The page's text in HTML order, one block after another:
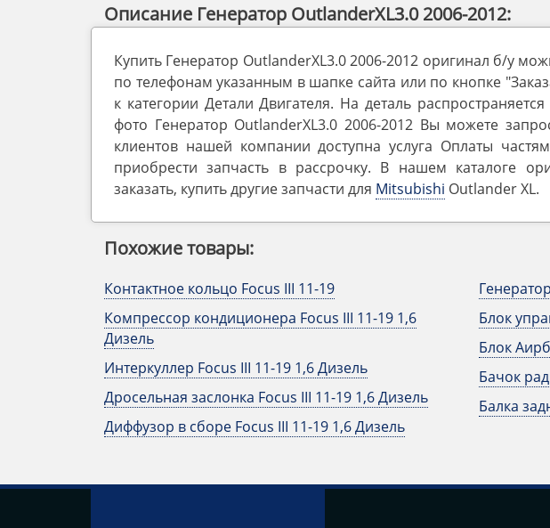
Описание Генератор OutlanderXL3.0 2006-2012:
Купить Генератор OutlanderXL3.0 2006-2012 оригинал б/у
по телефонам указанным в шапке сайта или по кнопке
к категории Детали Двигателя. На деталь
фото Генератор OutlanderXL3.0 2006-2012 Вы можете
клиентов нашей компании доступна услуга Оплаты
приобрести запчасть в рассрочку. В нашем каталоге
заказать, купить другие запчасти для Mitsubishi Outlander ‎XL.
Похожие товары:
Контактное кольцо Focus III 11-19
Компрессор кондиционера Focus III 11-19 1,6
Дизель
Интеркуллер Focus III 11-19 1,6 Дизель
Дросельная заслонка Focus III 11-19 1,6 Дизель
Диффузор в сборе Focus III 11-19 1,6 Дизель
Блок
Блок
Бачок
Балка